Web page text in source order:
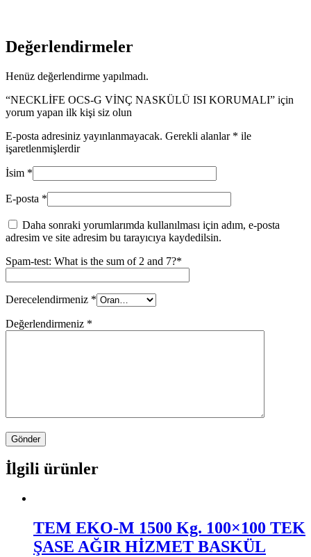
Değerlendirmeler
Henüz değerlendirme yapılmadı.
“NECKLİFE OCS-G VİNÇ NASKÜLÜ ISI KORUMALI” için
yorum yapan ilk kişi siz olun
E-posta adresiniz yayınlanmayacak. Gerekli alanlar * ile
işaretlenmişlerdir
İsim *
E-posta *
Daha sonraki yorumlarımda kullanılması için adım, e-posta
adresim ve site adresim bu tarayıcıya kaydedilsin.
Spam-test: What is the sum of 2 and 7?*
Derecelendirmeniz *
Değerlendirmeniz *
İlgili ürünler
TEM EKO-M 1500 Kg. 100×100 TEK
ŞASE AĞIR HİZMET BASKÜL